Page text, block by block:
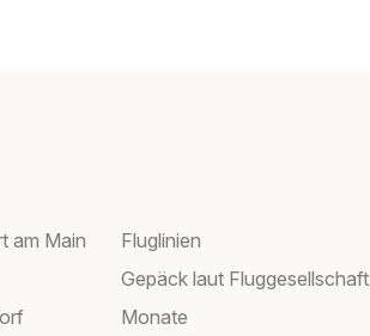
am Main
Fluglinien
Gepäck laut Fluggesellschaft
Monate